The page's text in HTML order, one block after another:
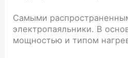
Самыми
электропаяльники. В
мощностью и типом